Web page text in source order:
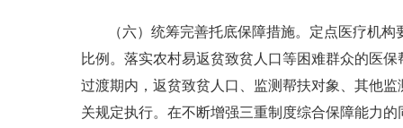
（六）统筹完善托底保障措施。定点医疗机
比例。落实农村易返贫致贫人口等困难群众的医
过渡期内，返贫致贫人口、监测帮扶对象、其他
关规定执行。在不断增强三重制度综合保障能力